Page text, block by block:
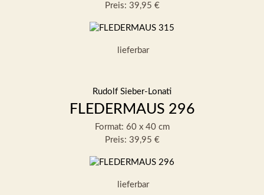
Preis: 39,95 €
lieferbar
Rudolf Sieber-Lonati
FLEDERMAUS 296
Format: 60 x 40 cm
Preis: 39,95 €
lieferbar